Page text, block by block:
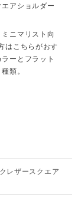
アショルダー
ニマリスト向
はこちらがおす
ーとフラット
類。
レザースクエア